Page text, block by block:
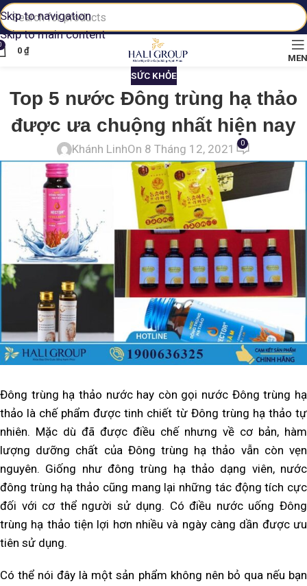
Skip to navigation
Skip to main content
0 ₫
SỨC KHỎE
Top 5 nước Đông trùng hạ thảo
được ưa chuộng nhất hiện nay
Khánh LinhOn 8 Tháng 12, 2021 0
Đông trùng hạ thảo nước hay còn gọi nước Đông trùng hạ
thảo là chế phẩm được tinh chiết từ Đông trùng hạ thảo tự
nhiên. Mặc dù đã được điều chế nhưng về cơ bản, hàm
lượng dưỡng chất của Đông trùng hạ thảo vẫn còn vẹn
nguyên. Giống như đông trùng hạ thảo dạng viên, nước
đông trùng hạ thảo cũng mang lại những tác động tích cực
đối với cơ thể người sử dụng. Có điều nước uống Đông
trùng hạ thảo tiện lợi hơn nhiều và ngày càng dần được ưu
tiên sử dụng.
Có thể nói đây là một sản phẩm không nên bỏ qua nếu bạn